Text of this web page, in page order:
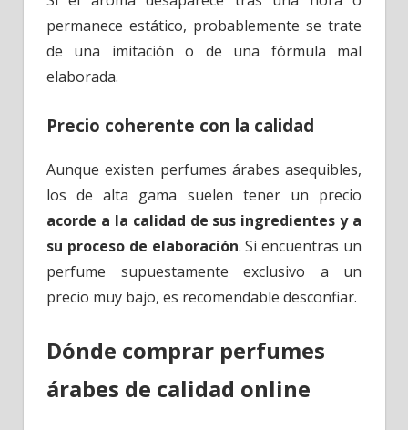
permanece estático, probablemente se trate
de una imitación o de una fórmula mal
elaborada.
Precio coherente con la calidad
Aunque existen perfumes árabes asequibles,
los de alta gama suelen tener un precio
acorde a la calidad de sus ingredientes y a
su proceso de elaboración. Si encuentras un
perfume supuestamente exclusivo a un
precio muy bajo, es recomendable desconfiar.
Dónde comprar perfumes
árabes de calidad online